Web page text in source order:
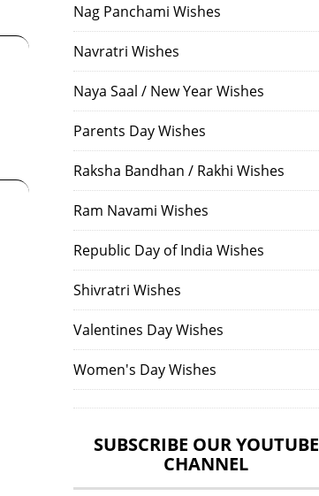
Nag Panchami Wishes
Navratri Wishes
Naya Saal / New Year Wishes
Parents Day Wishes
Raksha Bandhan / Rakhi Wishes
Ram Navami Wishes
Republic Day of India Wishes
Shivratri Wishes
Valentines Day Wishes
Women's Day Wishes
SUBSCRIBE OUR YOUTUBE
CHANNEL